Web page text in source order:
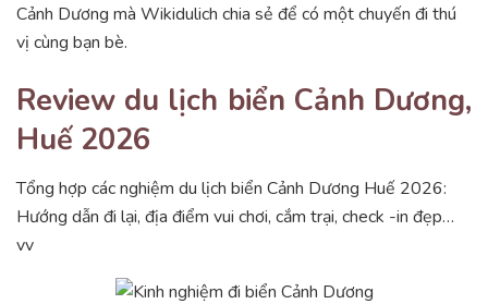
Cảnh Dương mà Wikidulich chia sẻ để có một chuyến đi thú
vị cùng bạn bè.
Review du lịch biển Cảnh Dương,
Huế 2026
Tổng hợp các nghiệm du lịch biển Cảnh Dương Huế 2026:
Hướng dẫn đi lại, địa điểm vui chơi, cắm trại, check -in đẹp…
vv